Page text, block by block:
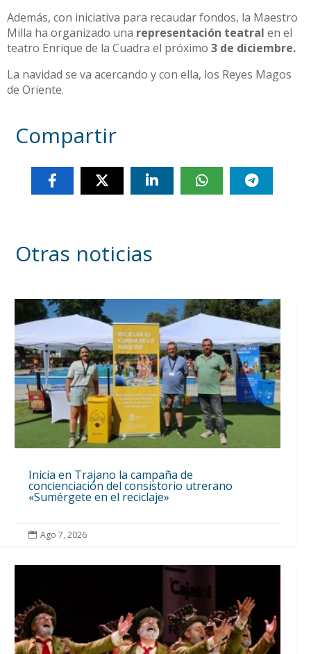
Además, con iniciativa para recaudar fondos, la Maestro
Milla ha organizado una representación teatral en el
teatro Enrique de la Cuadra el próximo 3 de diciembre.
La navidad se va acercando y con ella, los Reyes Magos
de Oriente.
Compartir
Otras noticias
Inicia en Trajano la campaña de
concienciación del consistorio utrerano
«Sumérgete en el reciclaje»
 Ago 7, 2026